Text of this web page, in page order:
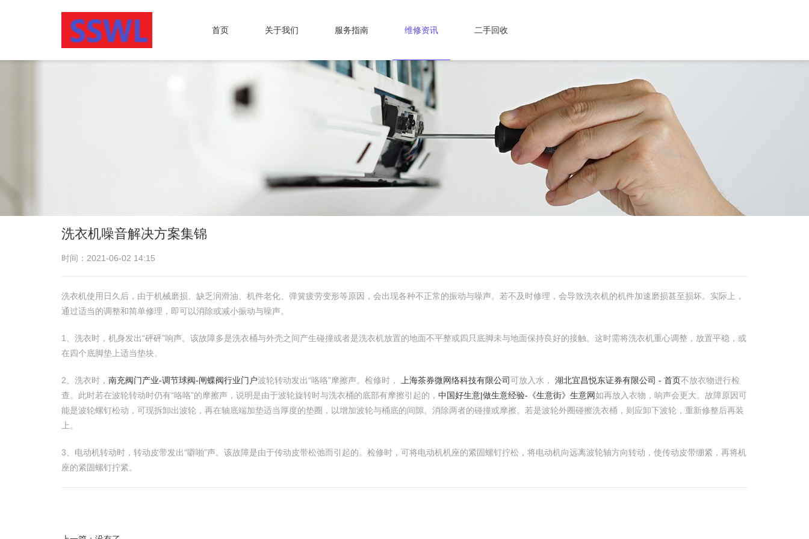
首页 关于我们 服务指南 维修资讯 二手回收
洗衣机噪音解决方案集锦
时间：2021-06-02 14:15
洗衣机使用日久后，由于机械磨损、缺乏润滑油、机件老化、弹簧疲劳变形等原因，会出现各种不正常的振动与噪声。若不及时修理，会导致洗衣机的机件加速磨损甚至损坏。实际上，
通过适当的调整和简单修理，即可以消除或减小振动与噪声。
1、洗衣时，机身发出“砰砰”响声。该故障多是洗衣桶与外壳之间产生碰撞或者是洗衣机放置的地面不平整或四只底脚未与地面保持良好的接触。这时需将洗衣机重心调整，放置平稳，或
在四个底脚垫上适当垫块。
2、洗衣时， 南充阀门产业-调节球阀-闸蝶阀行业门户波轮转动发出“咯咯”摩擦声。检修时， 上海茶券微网络科技有限公司可放入水， 湖北宜昌悦东证券有限公司 - 首页不放衣物进行检
查。此时若在波轮转动时仍有“咯咯”的摩擦声，说明是由于波轮旋转时与洗衣桶的底部有摩擦引起的， 中国好生意|做生意经验-《生意街》生意网如再放入衣物，响声会更大。故障原因可
能是波轮螺钉松动，可现拆卸出波轮，再在轴底端加垫适当厚度的垫圈，以增加波轮与桶底的间隙。消除两者的碰撞或摩擦。若是波轮外圈碰擦洗衣桶，则应卸下波轮，重新修整后再装
上。
3、电动机转动时，转动皮带发出“噼啪”声。该故障是由于传动皮带松弛而引起的。检修时，可将电动机机座的紧固螺钉拧松，将电动机向远离波轮轴方向转动，使传动皮带绷紧，再将机
座的紧固螺钉拧紧。